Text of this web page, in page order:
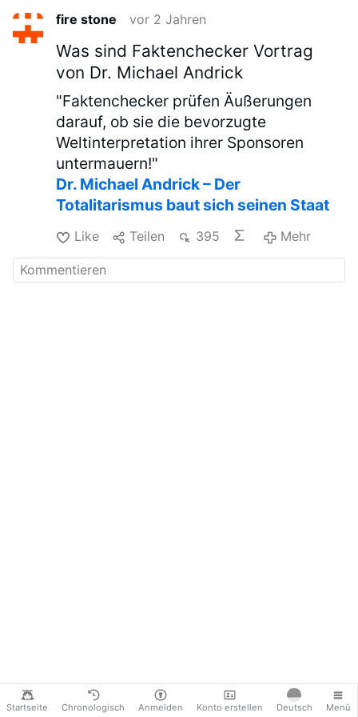
Startseite Chronologisch Anmelden Konto erstellen Deutsch Menü
fire stone vor 2 Jahren
Was sind Faktenchecker Vortrag
von Dr. Michael Andrick
"Faktenchecker prüfen Äußerungen
darauf, ob sie die bevorzugte
Weltinterpretation ihrer Sponsoren
untermauern!"
Dr. Michael Andrick – Der
Totalitarismus baut sich seinen Staat
Like Teilen 395 Mehr